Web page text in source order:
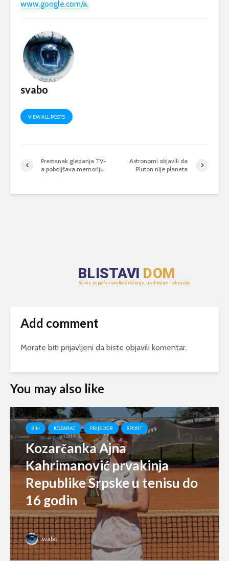
www.google.com/a.
svabo
VIEW ALL POSTS
Prestanak gledanja TV-
a poboljšava memoriju
Astronomi objavili da
Pluton nije planeta
Add comment
Morate biti prijavljeni da biste objavili komentar.
You may also like
BIH KOZARAC PRIJEDOR SPORT
Kozarčanka Ajna
Kahrimanović prvakinja
Republike Srpske u tenisu do
16 godin
svabo